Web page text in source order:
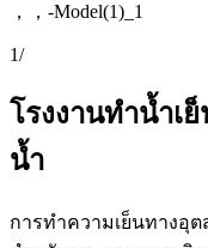
，，-Model(1)_1
1/
โรงงานทำน้ำเ
น้ำ
การทำความเย็นทางอุ